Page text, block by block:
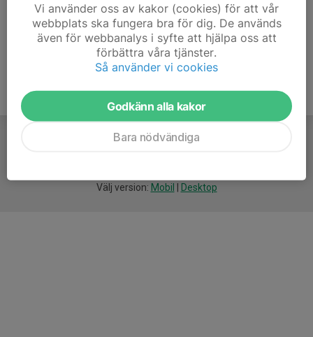
Välj version: Mobil Desktop
Vi använder oss av kakor (cookies) för att vår
webbplats ska fungera bra för dig. De används
även för webbanalys i syfte att hjälpa oss att
förbättra våra tjänster.
Så använder vi cookies
Godkänn alla kakor
Bara nödvändiga